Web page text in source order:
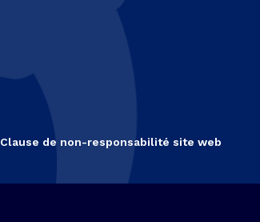
Clause de non-responsabilité site web